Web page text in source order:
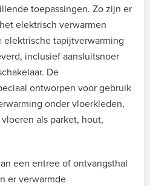
toepassingen. Zo zijn er
elektrisch verwarmen
tapijtverwarming
inclusief aansluitsnoer
De
ontworpen voor gebruik
onder vloerkleden,
als parket, hout,
een entree of ontvangsthal
er verwarmde